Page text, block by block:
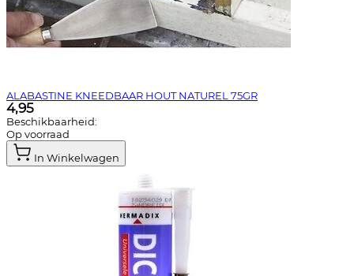
ALABASTINE KNEEDBAAR HOUT NATUREL 75GR
4,95
Beschikbaarheid:
Op voorraad
In Winkelwagen